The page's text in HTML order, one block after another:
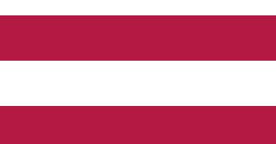
la Alimentari Casa Italia, în